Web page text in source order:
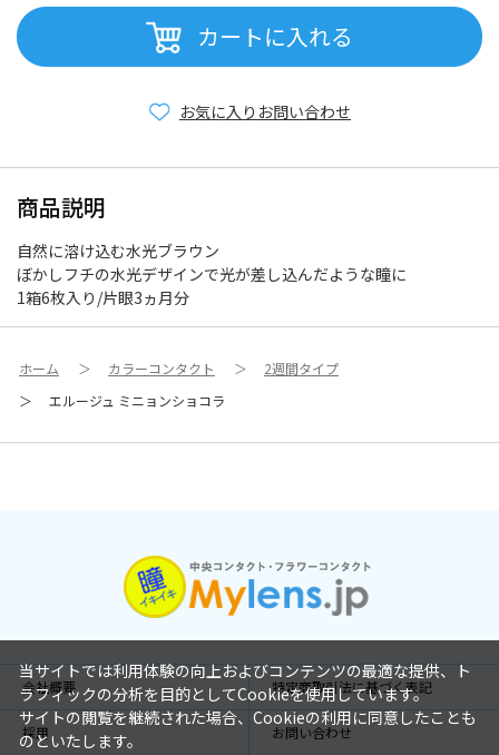
カートに入れる
お問い合わせ
お気に入り
商品説明
自然に溶け込む水光ブラウン
ぼかしフチの水光デザインで光が差し込んだような瞳に
1箱6枚入り/片眼3ヵ月分
ホーム ＞ カラーコンタクト ＞
2週間タイプ
＞
エルージュ ミニョンショコラ
会社概要 特定商取引法に基づく表記
採用 お問い合わせ
当サイトでは利用体験の向上およびコンテンツの最適な提供、ト
ラフィックの分析を目的としてCookieを使用しています。
サイトの閲覧を継続された場合、Cookieの利用に同意したことも
のといたします。